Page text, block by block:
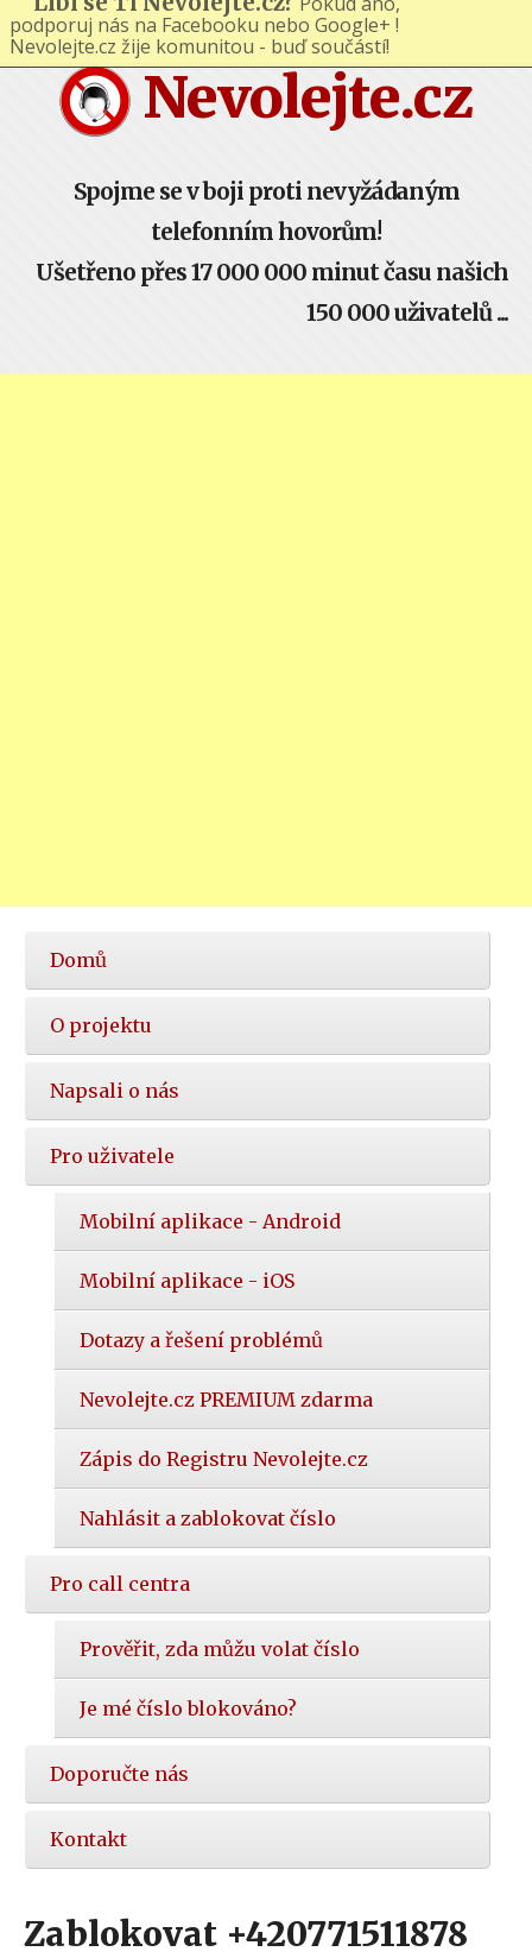
Nevolejte.cz
Spojme se v boji proti nevyžádaným
telefonním hovorům!
Ušetřeno přes 17 000 000 minut času našich
150 000 uživatelů ...
Hlavní
nabídka
Domů
O projektu
Napsali o nás
Pro uživatele
Mobilní aplikace - Android
Mobilní aplikace - iOS
Dotazy a řešení problémů
Nevolejte.cz PREMIUM zdarma
Zápis do Registru Nevolejte.cz
Nahlásit a zablokovat číslo
Pro call centra
Prověřit, zda můžu volat číslo
Je mé číslo blokováno?
Doporučte nás
Kontakt
Líbí se Ti Nevolejte.cz? Pokud ano,
podporuj nás na Facebooku nebo Google+ !
Nevolejte.cz žije komunitou - buď součástí!
Zablokovat +420771511878